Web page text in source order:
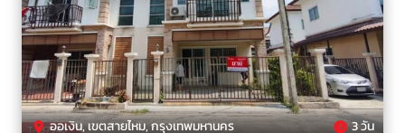
ออเงิน, เขตสายไหม, กรุงเทพมหานคร 3 วัน